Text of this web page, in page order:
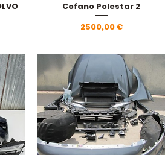
Vista rapida
Cofano Polestar 2
Prezzo
2500,00 €